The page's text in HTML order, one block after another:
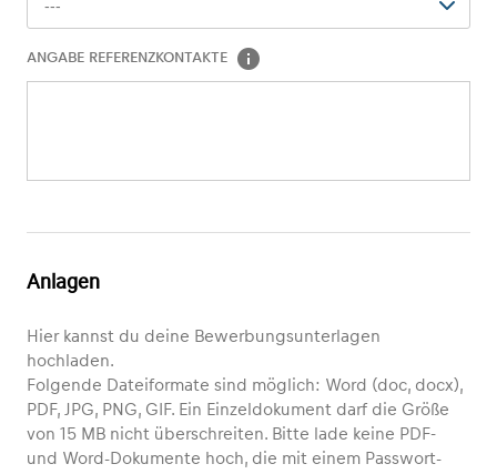
---
ANGABE REFERENZKONTAKTE
Anlagen
Hier kannst du deine Bewerbungsunterlagen
hochladen.
Folgende Dateiformate sind möglich: Word (doc, docx),
PDF, JPG, PNG, GIF. Ein Einzeldokument darf die Größe
von 15 MB nicht überschreiten. Bitte lade keine PDF-
und Word-Dokumente hoch, die mit einem Passwort-